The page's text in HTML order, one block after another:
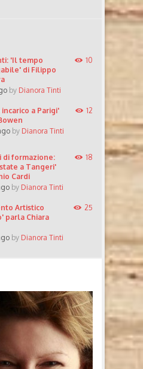
'Il tempo
di Filippo
by Dianora Tinti
10
incarico a Parigi'
by Dianora Tinti
12
di formazione:
a Tangeri'
Cardi
by Dianora Tinti
18
Artistico
parla Chiara
by Dianora Tinti
25